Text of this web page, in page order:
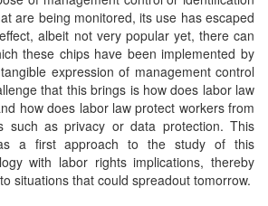
are being monitored, its use has escaped
albeit not very popular yet, there can
these chips have been implemented by
expression of management control
that this brings is how does labor law
how does labor law protect workers from
such as privacy or data protection. This
a first approach to the study of this
with labor rights implications, thereby
situations that could spreadout tomorrow.